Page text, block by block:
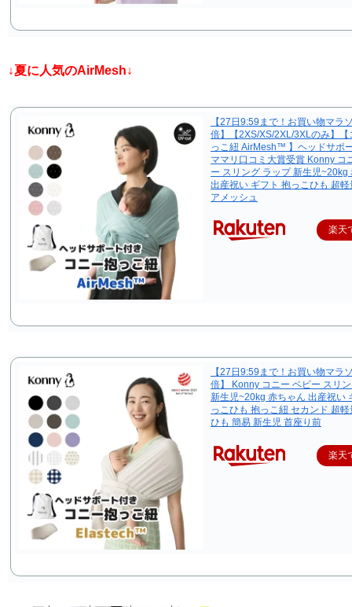
↓夏に人気のAirMesh↓
【27日9:59まで！お買い物マラ
倍】【2XS/XS/2XL/3XLのみ】【
っこ紐 AirMesh™ 】ヘッドサポ
ママリ口コミ大賞受賞 Konny コ
ー スリング ラップ 新生児~20kg
出産祝い ギフト 抱っこひも 超軽
アメッシュ
楽天
【27日9:59まで！お買い物マラ
倍】 Konny コニー ベビー スリ
新生児~20kg 赤ちゃん 出産祝い
っこひも 抱っこ紐 セカンド 超
ひも 簡易 新生児 首座り前
楽天